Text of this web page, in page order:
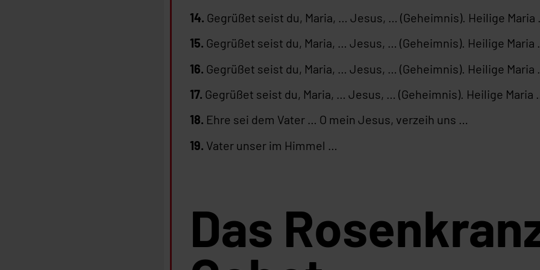
14. Gegrüßet seist du, Maria, … Jesus, … (Geheimnis). Heilige Maria …
15. Gegrüßet seist du, Maria, … Jesus, … (Geheimnis). Heilige Maria
16. Gegrüßet seist du, Maria, … Jesus, … (Geheimnis). Heilige Maria …
17. Gegrüßet seist du, Maria, … Jesus, … (Geheimnis). Heilige Maria
18. Ehre sei dem Vater … O mein Jesus, verzeih uns …
19. Vater unser im Himmel …
Das